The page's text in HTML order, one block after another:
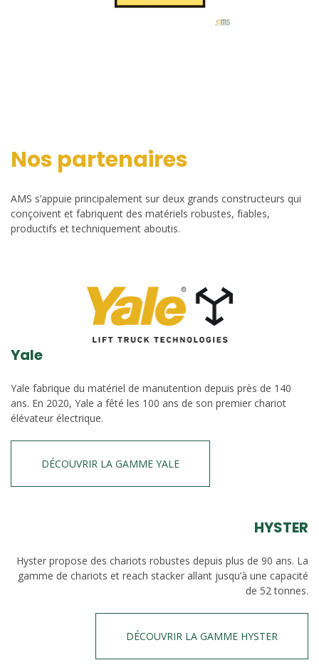
Nos partenaires
AMS s’appuie principalement sur deux grands constructeurs qui
conçoivent et fabriquent des matériels robustes, fiables,
productifs et techniquement aboutis.
Yale
Yale fabrique du matériel de manutention depuis près de 140
ans. En 2020, Yale a fêté les 100 ans de son premier chariot
élévateur électrique.
DÉCOUVRIR LA GAMME YALE
HYSTER
Hyster propose des chariots robustes depuis plus de 90 ans. La
gamme de chariots et reach stacker allant jusqu’à une capacité
de 52 tonnes.
DÉCOUVRIR LA GAMME HYSTER